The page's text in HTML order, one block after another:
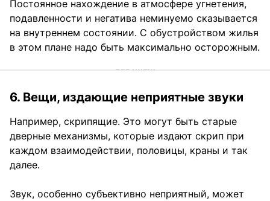
Постоянное нахождение в атмосфере угнетения,
подавленности и негатива неминуемо сказывается
на внутреннем состоянии. С обустройством жилья
в этом плане надо быть максимально осторожным.
6. Вещи, издающие неприятные звуки
Например, скрипящие. Это могут быть старые
дверные механизмы, которые издают скрип при
каждом взаимодействии, половицы, краны и так
далее.
Звук, особенно субъективно неприятный, может